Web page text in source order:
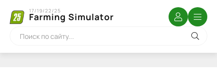
Farming Simulator
17/19/22/25